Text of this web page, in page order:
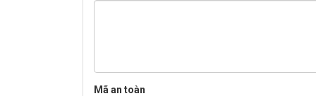
Mã an toàn